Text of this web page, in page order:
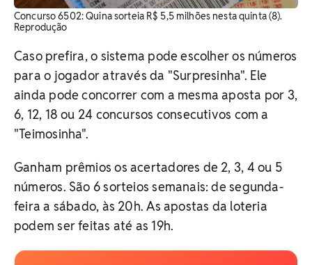
Concurso 6502: Quina sorteia R$ 5,5 milhões nesta quinta (8).
Reprodução
Caso prefira, o sistema pode escolher os números
para o jogador através da "Surpresinha". Ele
ainda pode concorrer com a mesma aposta por 3,
6, 12, 18 ou 24 concursos consecutivos com a
"Teimosinha".
Ganham prêmios os acertadores de 2, 3, 4 ou 5
números. São 6 sorteios semanais: de segunda-
feira a sábado, às 20h. As apostas da loteria
podem ser feitas até as 19h.